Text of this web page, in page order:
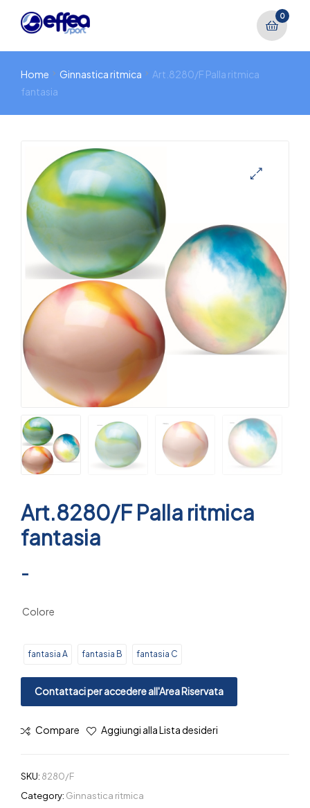
0
Home Ginnastica ritmica
Art.8280/F Palla ritmica
fantasia
Art.8280/F Palla ritmica
fantasia
-
Colore
fantasia A fantasia B fantasia C
Contattaci per accedere all'Area Riservata
Compare Aggiungi alla Lista desideri
SKU: 8280/F
Category: Ginnastica ritmica